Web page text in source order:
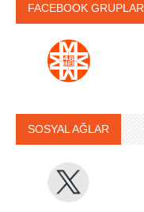
FACEBOOK GRUPLAR
SOSYAL AĞLAR